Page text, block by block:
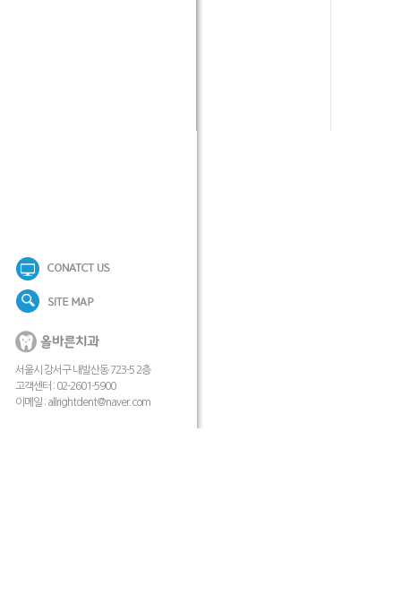
서울시 강서구 내발산동 723-5 2층
고객센터 : 02-2601-5900
이메일 : allrightdent@naver.com